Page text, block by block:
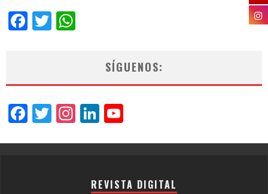
Facebook
Twitter
SÍGUENOS:
Facebook
Twitter
Instagram
LinkedIn
REVISTA DIGITAL